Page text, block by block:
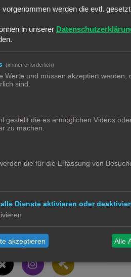
ANTWORTEN
0
0
Alle
werden die evtl.
in unserer
(immer erforderlich)
Werte und müssen akzeptiert werden,
sind.
gestellt die es ermöglichen Videos
zu machen.
die für die Erfassung von
Dienste aktivieren oder
akzeptieren Alle